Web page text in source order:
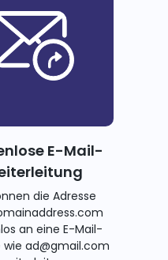
E-Mail-
die Adresse
an eine E-Mail-
wie ad@gmail.com